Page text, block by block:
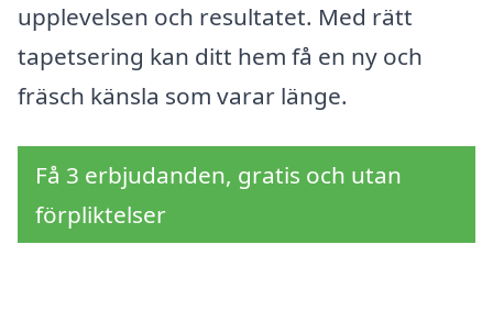
upplevelsen och resultatet. Med rätt
tapetsering kan ditt hem få en ny och
fräsch känsla som varar länge.
Få 3 erbjudanden, gratis och utan
förpliktelser